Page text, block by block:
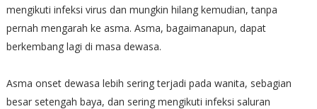
mengikuti infeksi virus dan mungkin hilang kemudian, tanpa
pernah mengarah ke asma. Asma, bagaimanapun, dapat
berkembang lagi di masa dewasa.
Asma onset dewasa lebih sering terjadi pada wanita, sebagian
besar setengah baya, dan sering mengikuti infeksi saluran